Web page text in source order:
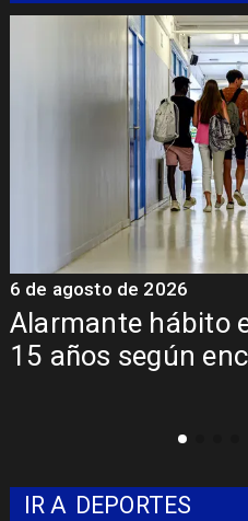
Aprueban
Sebastián Piñera
6 de agosto de 2026
IR A DEPORTES